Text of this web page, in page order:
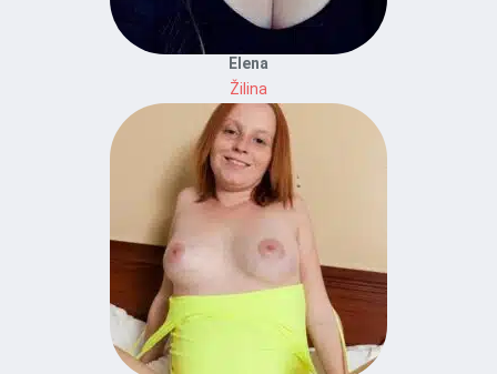
Elena
Žilina